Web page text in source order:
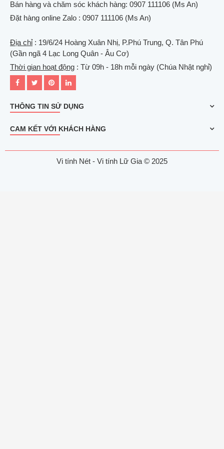
Bán hàng và chăm sóc khách hàng: 0907 111106 (Ms An)
Đặt hàng online Zalo : 0907 111106 (Ms An)
Địa chỉ: 19/6/24 Hoàng Xuân Nhị, P.Phú Trung, Q. Tân Phú
(Gần ngã 4 Lạc Long Quân - Âu Cơ)
Thời gian hoạt động : Từ 09h - 18h mỗi ngày (Chúa Nhật nghỉ)
THÔNG TIN SỬ DỤNG
CAM KẾT VỚI KHÁCH HÀNG
Vi tính Nét - Vi tính Lữ Gia © 2025